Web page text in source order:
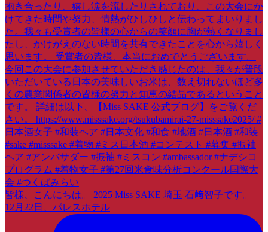
皆様、こんにちは。 2025 Miss SAKE 埼玉 石﨑智子です。
12月22日、パレスホテル